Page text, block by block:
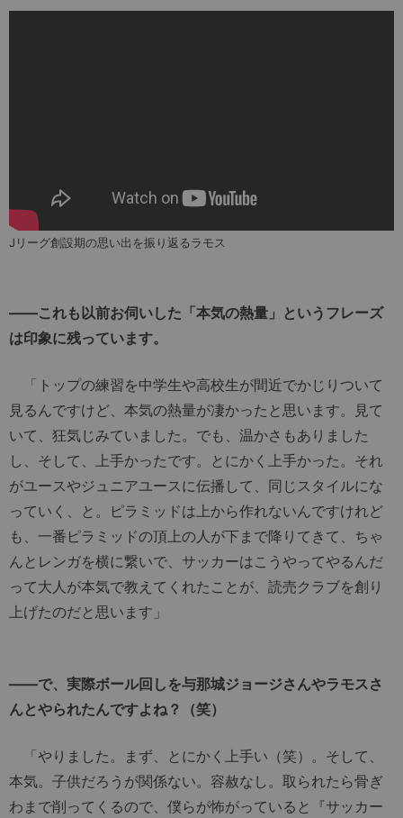
Jリーグ創設期の思い出を振り返るラモス
――これも以前お伺いした「本気の熱量」というフレーズ
は印象に残っています。
「トップの練習を中学生や高校生が間近でかじりついて
見るんですけど、本気の熱量が凄かったと思います。見て
いて、狂気じみていました。でも、温かさもありました
し、そして、上手かったです。とにかく上手かった。それ
がユースやジュニアユースに伝播して、同じスタイルにな
っていく、と。ピラミッドは上から作れないんですけれど
も、一番ピラミッドの頂上の人が下まで降りてきて、ちゃ
んとレンガを横に繋いで、サッカーはこうやってやるんだ
って大人が本気で教えてくれたことが、読売クラブを創り
上げたのだと思います」
――で、実際ボール回しを与那城ジョージさんやラモスさ
んとやられたんですよね？（笑）
「やりました。まず、とにかく上手い（笑）。そして、
本気。子供だろうが関係ない。容赦なし。取られたら骨ぎ
わまで削ってくるので、僕らが怖がっていると『サッカー